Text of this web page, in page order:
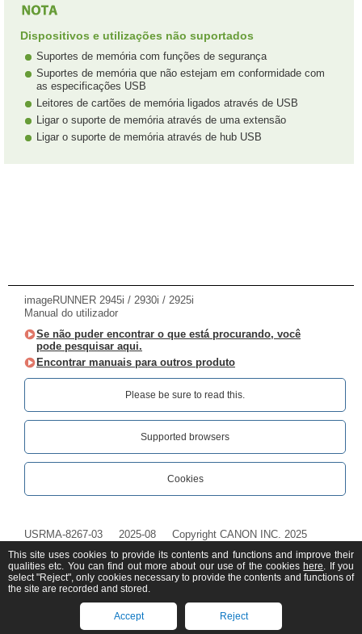
Dispositivos e utilizações não suportados
Suportes de memória com funções de segurança
Suportes de memória que não estejam em conformidade com
as especificações USB
Leitores de cartões de memória ligados através de USB
Ligar o suporte de memória através de uma extensão
Ligar o suporte de memória através de hub USB
imageRUNNER 2945i / 2930i / 2925i
Manual do utilizador
Se não puder encontrar o que está procurando, você
pode pesquisar aqui.
Encontrar manuais para outros produto
Please be sure to read this.‎
Supported browsers
Cookies
USRMA-8267-03 2025-08 Copyright CANON INC. 2025
This site uses cookies to provide its contents and functions and improve their
qualities etc. You can find out more about our use of the cookies here. If you
select "Reject", only cookies necessary to provide the contents and functions of
the site are recorded and stored.
Accept Reject